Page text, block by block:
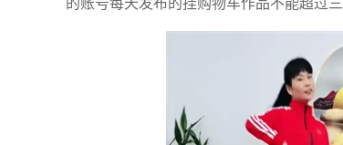
的账号每天发布的挂购物车作品不能超过三